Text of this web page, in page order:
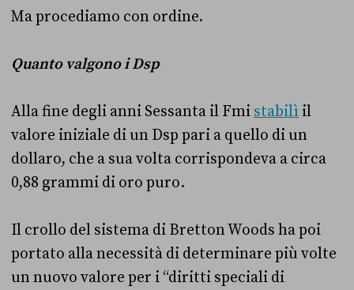
Ma procediamo con ordine.
Quanto valgono i Dsp
Alla fine degli anni Sessanta il Fmi stabilì il
valore iniziale di un Dsp pari a quello di un
dollaro, che a sua volta corrispondeva a circa
0,88 grammi di oro puro.
Il crollo del sistema di Bretton Woods ha poi
portato alla necessità di determinare più volte
un nuovo valore per i “diritti speciali di